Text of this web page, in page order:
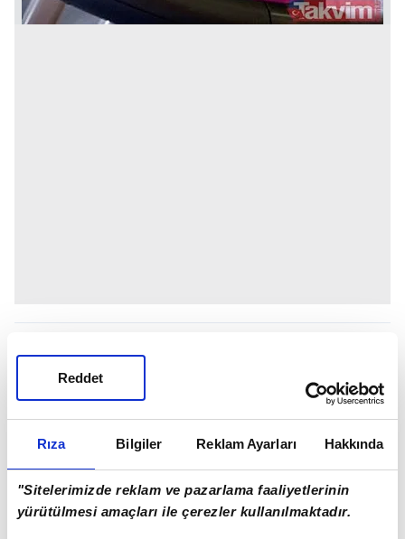
Rıza Bilgiler Reklam Ayarları Hakkında
"Sitelerimizde reklam ve pazarlama faaliyetlerinin
yürütülmesi amaçları ile çerezler kullanılmaktadır.
Reddet